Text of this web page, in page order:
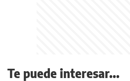
Te puede interesar...